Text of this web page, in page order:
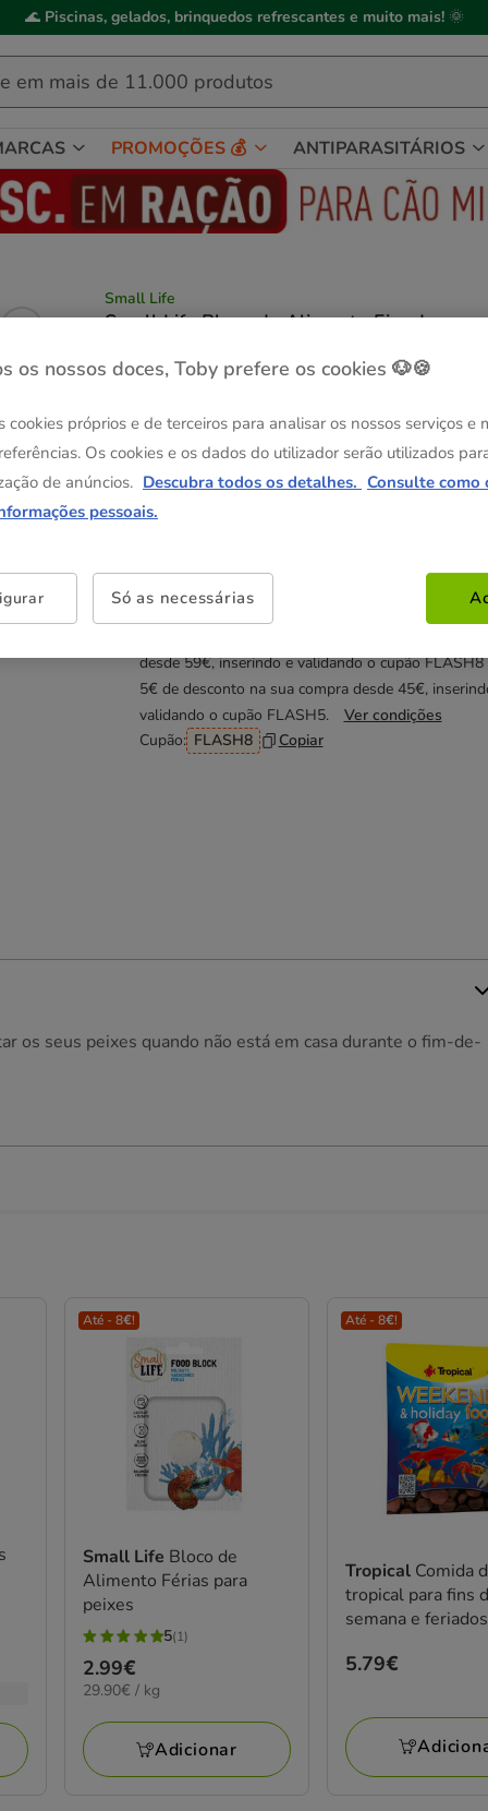
🌊 Piscinas, gelados, brinquedos refrescantes e muito mais! 🌞
PROMOÇÕES 💰 ANTIPARASITÁRIOS
Small Life
Small Life Bloco de Alimento Fim de
(5)1 avaliações Ver descrição
Formato:1ud
Até - 8€!
2.99€
(29.90€ / kg)
Não perca esta promoção
desde 59€, inserindo e validando o cupão FLASH8
5€ de desconto na sua compra desde 45€,
validando o cupão FLASH5.
Ver condições
Cupão: FLASH8 Copiar
os seus peixes quando não está em casa durante o fim-de-
Até - 8€!
Small Life Bloco de
Alimento Férias para
peixes
5
estrelas
com
1
avaliações
5(1)
Preço
2.99€
2.99€
29.90€
KG
29.90€ / kg
Adicionar
Até - 8€!
Tropical Comida
tropical para fins
semana e feriados
Preço
5.79€
os nossos doces, Toby prefere os cookies 🐶🍪
cookies próprios e de terceiros para analisar os nossos serviços e
Os cookies e os dados do utilizador serão utilizados
de anúncios. Descubra todos os detalhes. Consulte como
pessoais.
Só as necessárias